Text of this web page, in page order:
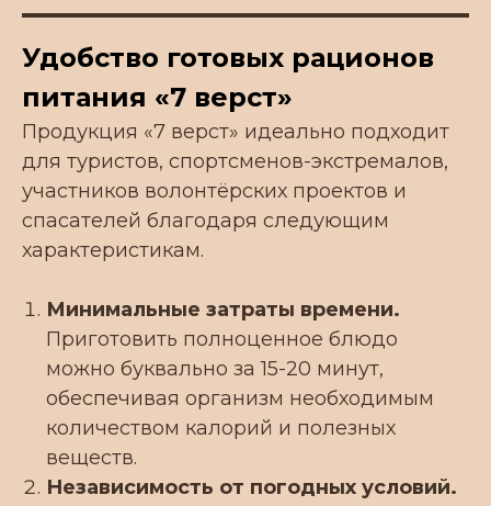
Удобство готовых рационов
питания «7 верст»
Продукция «7 верст» идеально подходит
для туристов, спортсменов-экстремалов,
участников волонтёрских проектов и
спасателей благодаря следующим
характеристикам.
Минимальные затраты времени.
Приготовить полноценное блюдо
можно буквально за 15-20 минут,
обеспечивая организм необходимым
количеством калорий и полезных
веществ.
Независимость от погодных условий.
Почта:
Офис:
г. Краснодар, Карасунский
внутригородской округ, жилой
КОНТАКТЫ
info7vt@list.ru
+7 939 262 44 52